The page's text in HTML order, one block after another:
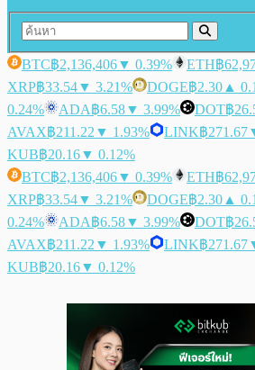
BTC฿2,136,406▼ 0.39% ETH฿
XRP฿33.54▼ 3.21% DOGE฿2.30 ▲
0.24%
ADA฿6.58▼ 3.99% DOT฿
AVAX฿211.22 ▼ 1.93% LINK฿271.67
KUB฿20.16▼ 0.12%
BTC฿2,136,406▼ 0.39% ETH฿
XRP฿33.54▼ 3.21% DOGE฿2.30 ▲
0.24%
ADA฿6.58▼ 3.99% DOT฿
AVAX฿211.22 ▼ 1.93% LINK฿271.67
KUB฿20.16▼ 0.12%